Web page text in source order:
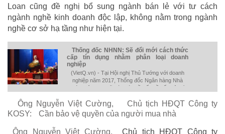
Loan cũng đề nghị bổ sung ngành bán lẻ với tư cách
ngành nghề kinh doanh độc lập, không nằm trong ngành
nghề cơ sở hạ tầng như hiện tại.
Thống đốc NHNN: Sẽ đổi mới cách thức
cấp tín dụng nhằm phân loại doanh
nghiệp
(VietQ.vn) - Tại Hội nghị Thủ Tướng với doanh
nghiệp năm 2017, Thống đốc Ngân hàng Nhà
nước Việt Nam đã báo cáo về vấn đề tiếp cận tín
các lĩnh vực ưu tiên.
Ông Nguyễn Việt Cường,
Chủ tịch HĐQT Công ty
KOSY:
Cần bảo vệ quyền của người mua nhà
Ông Nguyễn Việt Cường, Chủ tịch HĐQT Công ty